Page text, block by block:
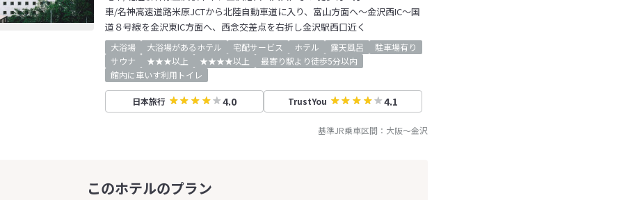
車/名神高速道路米原JCTから北陸自動車道に入り、富山方面へ～金沢西IC～国
道８号線を金沢東IC方面へ、西念交差点を右折し金沢駅西口近く
大浴場 大浴場があるホテル 宅配サービス ホテル 露天風呂
駐車場有り
サウナ
★★★以上 ★★★★以上
最寄り駅より徒歩5分以内
館内に車いす利用トイレ
日本旅行 4.0 TrustYou 4.1
基準JR乗車区間： 大阪～金沢